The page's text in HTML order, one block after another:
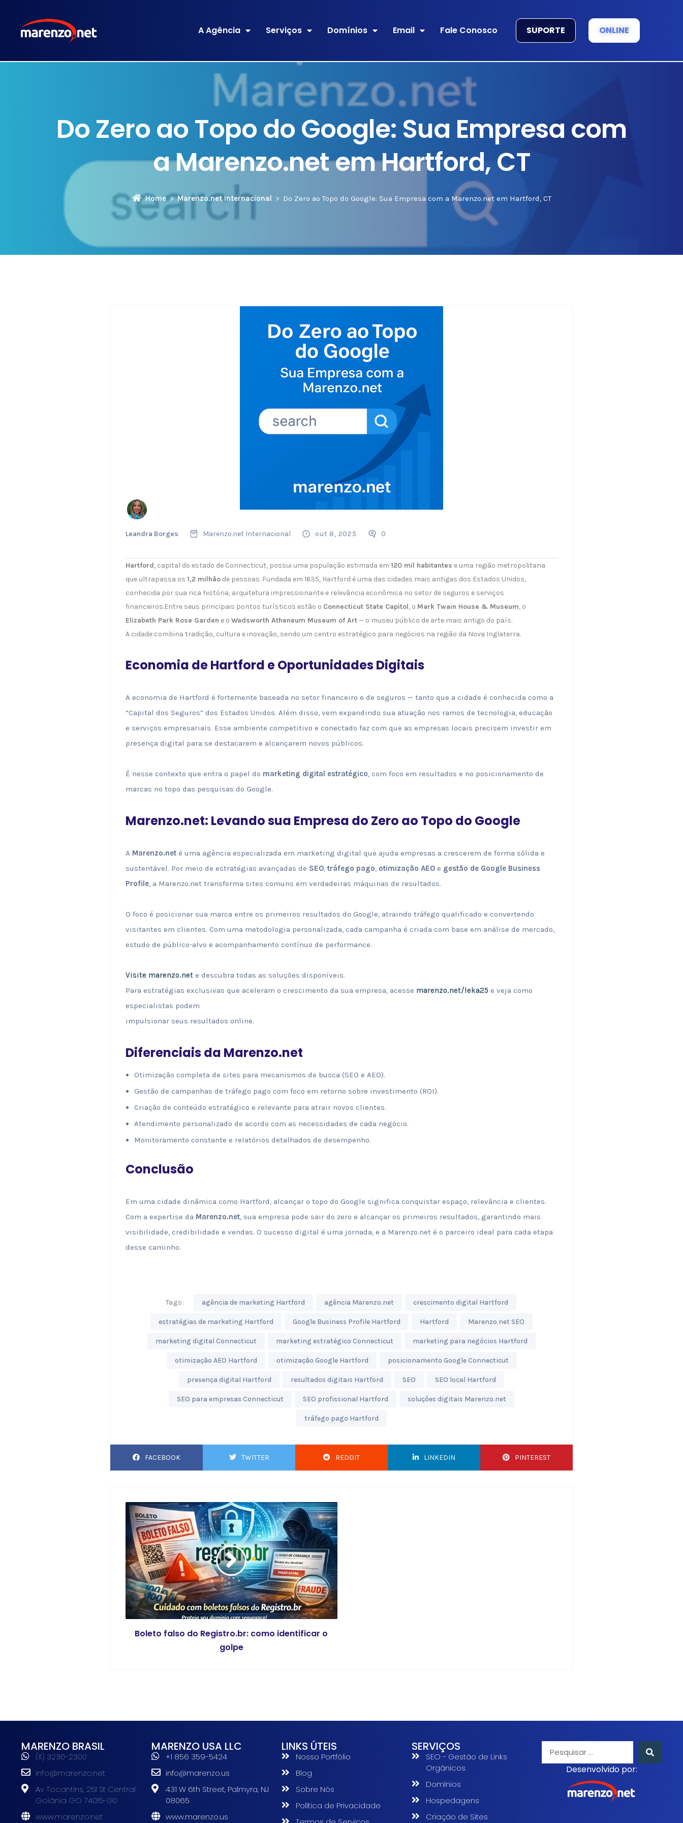
A Agência Serviços Domínios Email Fale Conosco SUPORTE ONLINE
Do Zero ao Topo do Google: Sua Empresa com
a Marenzo.net em Hartford, CT
Home Marenzo.net Internacional Do Zero ao Topo do Google: Sua Empresa com a Marenzo.net em Hartford, CT
Leandra Borges Marenzo.net Internacional out 8, 2025 0
Hartford, capital do estado de Connecticut, possui uma população estimada em 120 mil habitantes e uma região metropolitana
que ultrapassa os 1,2 milhão de pessoas. Fundada em 1635, Hartford é uma das cidades mais antigas dos Estados Unidos,
conhecida por sua rica história, arquitetura impressionante e relevância econômica no setor de seguros e serviços
financeiros.Entre seus principais pontos turísticos estão o Connecticut State Capitol, o Mark Twain House & Museum, o
Elizabeth Park Rose Garden e o Wadsworth Atheneum Museum of Art— o museu público de arte mais antigo do país.
A cidade combina tradição, cultura e inovação, sendo um centro estratégico para negócios na região da Nova Inglaterra.
Economia de Hartford e Oportunidades Digitais
A economia de Hartford é fortemente baseada no setor financeiro e de seguros — tanto que a cidade é conhecida como a
“Capital dos Seguros” dos Estados Unidos. Além disso, vem expandindo sua atuação nos ramos de tecnologia, educação
e serviços empresariais. Esse ambiente competitivo e conectado faz com que as empresas locais precisem investir em
presença digital para se destacarem e alcançarem novos públicos.
É nesse contexto que entra o papel do marketing digital estratégico, com foco em resultados e no posicionamento de
marcas no topo das pesquisas do Google.
Marenzo.net: Levando sua Empresa do Zero ao Topo do Google
A Marenzo.net é uma agência especializada em marketing digital que ajuda empresas a crescerem de forma sólida e
sustentável. Por meio de estratégias avançadas de SEO, tráfego pago, otimização AEO e gestão de Google Business
Profile, a Marenzo.net transforma sites comuns em verdadeiras máquinas de resultados.
O foco é posicionar sua marca entre os primeiros resultados do Google, atraindo tráfego qualificado e convertendo
visitantes em clientes. Com uma metodologia personalizada, cada campanha é criada com base em análise de mercado,
estudo de público-alvo e acompanhamento contínuo de performance.
Visite marenzo.net e descubra todas as soluções disponíveis.
Para estratégias exclusivas que aceleram o crescimento da sua empresa, acesse marenzo.net/leka25 e veja como
especialistas podem
impulsionar seus resultados online.
Diferenciais da Marenzo.net
Otimização completa de sites para mecanismos de busca (SEO e AEO).
Gestão de campanhas de tráfego pago com foco em retorno sobre investimento (ROI).
Criação de conteúdo estratégico e relevante para atrair novos clientes.
Atendimento personalizado de acordo com as necessidades de cada negócio.
Monitoramento constante e relatórios detalhados de desempenho.
Conclusão
Em uma cidade dinâmica como Hartford, alcançar o topo do Google significa conquistar espaço, relevância e clientes.
Com a expertise da Marenzo.net, sua empresa pode sair do zero e alcançar os primeiros resultados, garantindo mais
visibilidade, credibilidade e vendas. O sucesso digital é uma jornada, e a Marenzo.net é o parceiro ideal para cada etapa
desse caminho.
Tags: agência de marketing Hartford agência Marenzo.net crescimento digital Hartford
estratégias de marketing Hartford Google Business Profile Hartford Hartford Marenzo.net SEO
marketing digital Connecticut marketing estratégico Connecticut marketing para negócios Hartford
otimização AEO Hartford otimização Google Hartford posicionamento Google Connecticut
presença digital Hartford resultados digitais Hartford SEO SEO local Hartford
SEO para empresas Connecticut SEO profissional Hartford soluções digitais Marenzo.net
tráfego pago Hartford
FACEBOOK TWITTER REDDIT LINKEDIN PINTEREST
Boleto falso do Registro.br: como identificar o
golpe
MARENZO BRASIL
(11) 3230-2300
info@marenzo.net
Av Tocantins, 251 St Central
Goiânia GO 74015-010
www.marenzo.net
MARENZO USA LLC
+1 856 359-5424
info@marenzo.us
431 W 6th Street, Palmyra, NJ
08065
www.marenzo.us
LINKS ÚTEIS
Nosso Portfólio
Blog
Sobre Nós
Política de Privacidade
SERVIÇOS
SEO - Gestão de Links
Orgânicos
Domínios
Hospedagens
Criação de Sites
Desenvolvido por: